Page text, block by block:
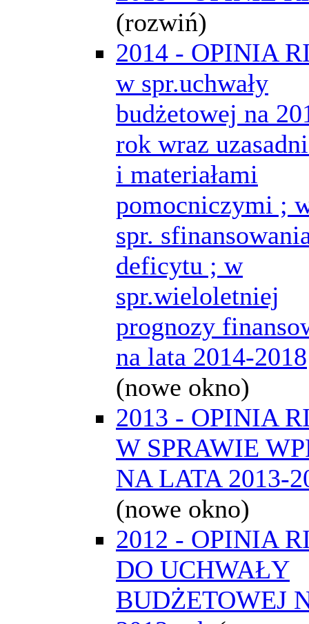
(rozwiń)
2014 - OPINIA
w spr.uchwały
budżetowej na
rok wraz
i materiałami
pomocniczymi ;
spr.
deficytu ; w
spr.wieloletniej
prognozy
na lata 2014-2018
(nowe okno)
2013 - OPINIA
W SPRAWIE
NA LATA 2013-
(nowe okno)
2012 - OPINIA
DO UCHWAŁY
BUDŻETOWEJ